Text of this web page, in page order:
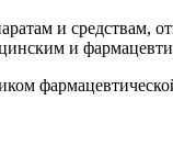
и средствам,
и